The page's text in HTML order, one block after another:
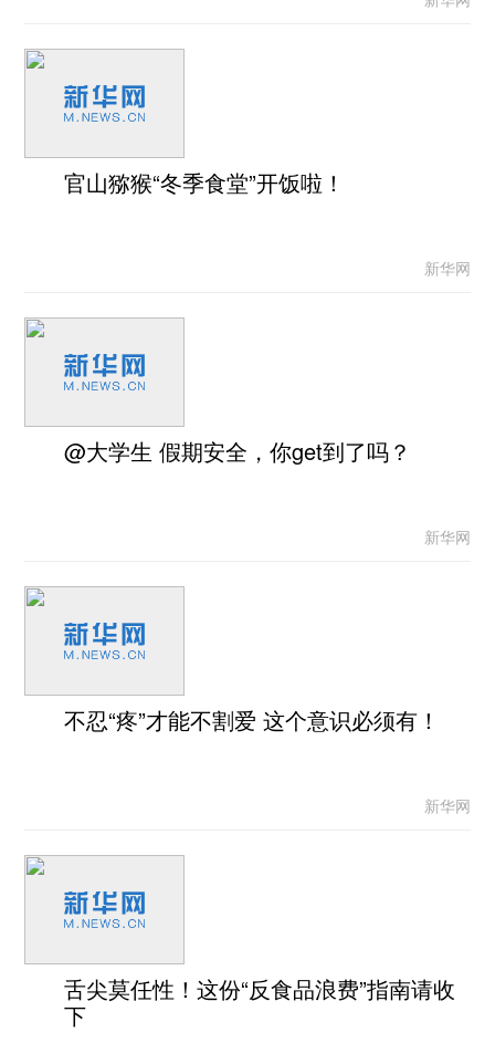
官山猕猴“冬季食堂”开饭啦！
新华网
@大学生 假期安全，你get到了吗？
新华网
不忍“疼”才能不割爱 这个意识必须有！
新华网
舌尖莫任性！这份“反食品浪费”指南请收
下